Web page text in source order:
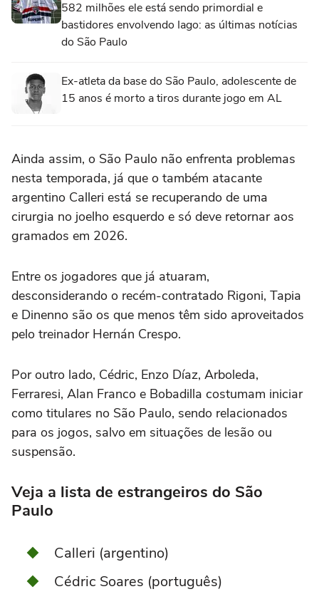
582 milhões ele está sendo primordial e
bastidores envolvendo Iago: as últimas notícias
do São Paulo
Ex-atleta da base do São Paulo, adolescente de
15 anos é morto a tiros durante jogo em AL
Ainda assim, o São Paulo não enfrenta problemas
nesta temporada, já que o também atacante
argentino Calleri está se recuperando de uma
cirurgia no joelho esquerdo e só deve retornar aos
gramados em 2026.
Entre os jogadores que já atuaram,
desconsiderando o recém-contratado Rigoni, Tapia
e Dinenno são os que menos têm sido aproveitados
pelo treinador Hernán Crespo.
Por outro lado, Cédric, Enzo Díaz, Arboleda,
Ferraresi, Alan Franco e Bobadilla costumam iniciar
como titulares no São Paulo, sendo relacionados
para os jogos, salvo em situações de lesão ou
suspensão.
Veja a lista de estrangeiros do São
Paulo
Calleri (argentino)
Cédric Soares (português)